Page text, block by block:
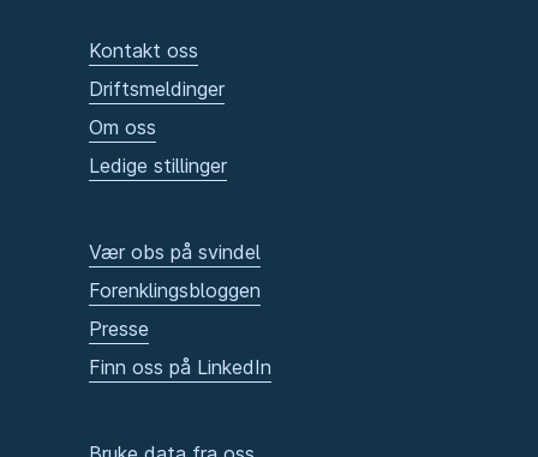
Kontakt oss
Driftsmeldinger
Om oss
Ledige stillinger
Vær obs på svindel
Forenklingsbloggen
Presse
Finn oss på LinkedIn